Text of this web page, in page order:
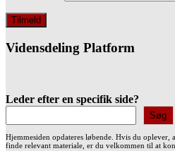
Vidensdeling Platform
Leder efter en specifik side?
Søg
Hjemmesiden opdateres løbende. Hvis du
finde relevant materiale, er du velkommen til at